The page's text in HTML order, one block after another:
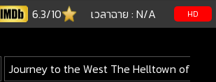
6.3/10 เวลาฉาย :N/A HD
Journey to the West The Helltown of